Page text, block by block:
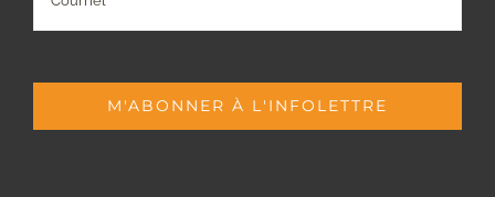
M'ABONNER À L'INFOLETTRE